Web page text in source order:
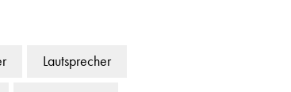
Lautsprecher